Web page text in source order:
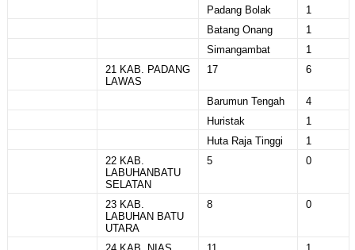
Padang Bolak
1
Batang Onang
1
Simangambat
1
21 KAB. PADANG
LAWAS
17 6
Barumun Tengah
4
Huristak
1
Huta Raja Tinggi
1
22 KAB.
LABUHANBATU
SELATAN
5 0
23 KAB.
LABUHAN BATU
UTARA
8 0